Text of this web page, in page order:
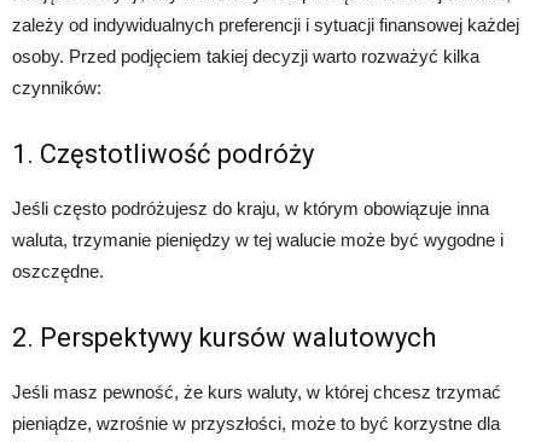
zależy od indywidualnych preferencji i sytuacji finansowej każdej
osoby. Przed podjęciem takiej decyzji warto rozważyć kilka
czynników:
1. Częstotliwość podróży
Jeśli często podróżujesz do kraju, w którym obowiązuje inna
waluta, trzymanie pieniędzy w tej walucie może być wygodne i
oszczędne.
2. Perspektywy kursów walutowych
Jeśli masz pewność, że kurs waluty, w której chcesz trzymać
pieniądze, wzrośnie w przyszłości, może to być korzystne dla